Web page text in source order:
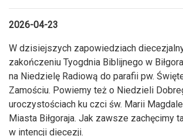
2026-04-23
W dzisiejszych zapowiedziach
zakończeniu Tyogdnia Biblijnego w
na Niedzielę Radiową do parafii pw.
Zamościu. Powiemy też o Niedzieli
uroczystościach ku czci św. Marii
Miasta Biłgoraja. Jak zawsze zachęcimy
w intencji diecezji.